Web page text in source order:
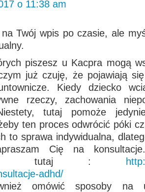
o 11:38 am
na Twój wpis po czasie, ale
piszesz u Kacpra mogą
już czuję, że pojawiają
Kiedy dziecko
rzeczy, zachowania
tutaj pomoże
ten proces odwrócić póki
to sprawa indywidualna,
Cię na
tutaj :
adhd/
omówić sposoby na